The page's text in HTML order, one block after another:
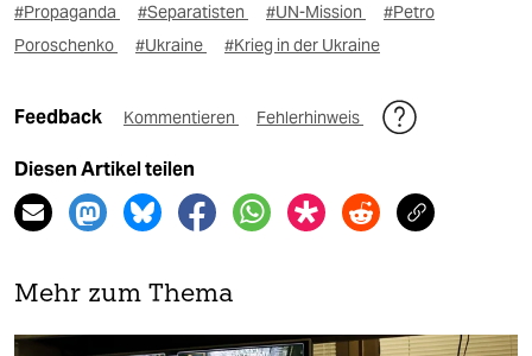
#Propaganda #Separatisten #UN-Mission
#Petro
Poroschenko
#Ukraine #Krieg in der Ukraine
Feedback Kommentieren Fehlerhinweis
Diesen Artikel teilen
Mehr zum Thema